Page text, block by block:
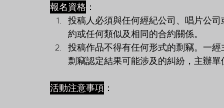
報名資格 ：
投稿人必須與任何經紀公司、唱片公
約或任何類似及相同的合約關係。
投稿作品不得有任何形式的剽竊。一
剽竊認定結果可能涉及的糾紛，主辦
活動注意事項 ：